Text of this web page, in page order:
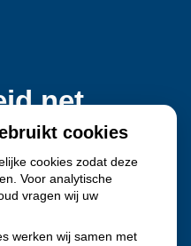
cookies
cookies zodat deze
Voor analytische
vragen wij uw
werken wij samen met